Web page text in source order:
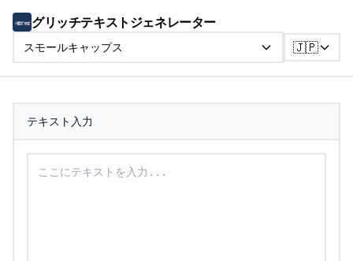
グリッチテキストジェネレーター
スモールキャップス 🇯🇵
テキスト入力